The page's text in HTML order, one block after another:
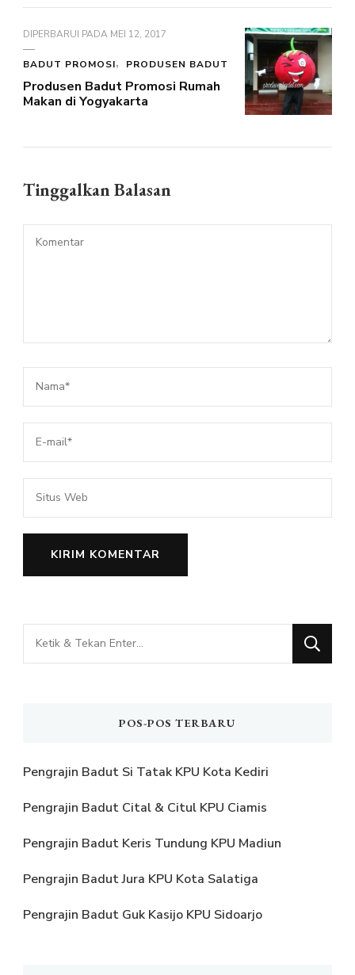
DIPERBARUI PADA MEI 12, 2017
BADUT PROMOSI PRODUSEN BADUT
Produsen Badut Promosi Rumah
Makan di Yogyakarta
Tinggalkan Balasan
Mencari
Sesuatu?
POS-POS TERBARU
Pengrajin Badut Si Tatak KPU Kota Kediri
Pengrajin Badut Cital & Citul KPU Ciamis
Pengrajin Badut Keris Tundung KPU Madiun
Pengrajin Badut Jura KPU Kota Salatiga
Pengrajin Badut Guk Kasijo KPU Sidoarjo